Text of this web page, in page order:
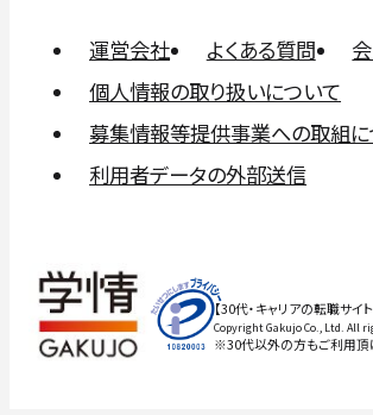
運営会社 よくある質問
個人情報の取り扱いについて
募集情報等提供事業への取組に
利用者データの外部送信
【30代・キャリアの転職サイト
Copyright Gakujo Co., Ltd. All
※30代以外の方もご利用頂